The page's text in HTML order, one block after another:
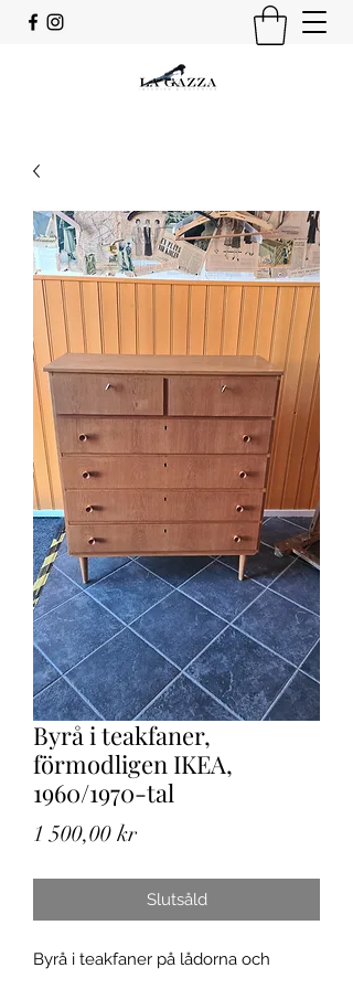
Byrå i teakfaner,
förmodligen IKEA,
1960/1970-tal
1 500,00 krPris
Slutsåld
Byrå i teakfaner på lådorna och